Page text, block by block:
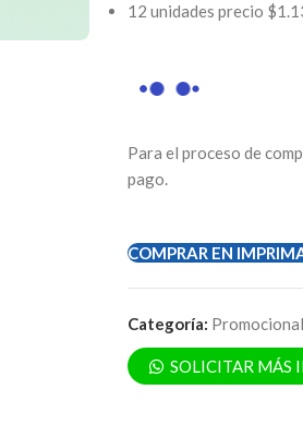
12 unidades precio
Para el proceso de
pago.
COMPRAR EN
Categoría:
SOLICITAR MÁS